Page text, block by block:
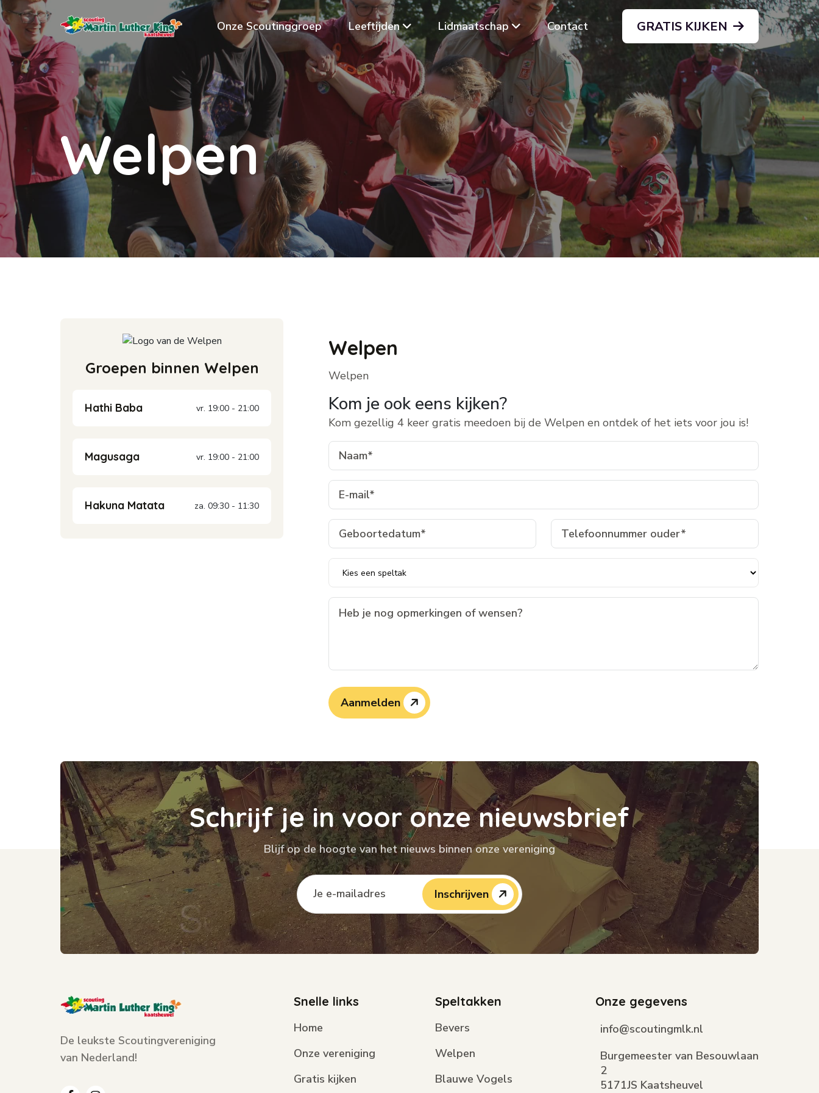
Onze Scoutinggroep Leeftijden Lidmaatschap Contact GRATIS KIJKEN
Welpen
Groepen binnen Welpen
Hathi Baba vr. 19:00 - 21:00
Magusaga vr. 19:00 - 21:00
Hakuna Matata za. 09:30 - 11:30
Welpen
Welpen
Kom je ook eens kijken?
Kom gezellig 4 keer gratis meedoen bij de Welpen en ontdek of het iets voor jou is!
Aanmelden
Schrijf je in voor onze nieuwsbrief
Blijf op de hoogte van het nieuws binnen onze vereniging
Inschrijven
De leukste Scoutingvereniging
van Nederland!
Snelle links
Home
Onze vereniging
Gratis kijken
Speltakken
Bevers
Welpen
Blauwe Vogels
Onze gegevens
info@scoutingmlk.nl
Burgemeester van Besouwlaan
2
5171JS Kaatsheuvel